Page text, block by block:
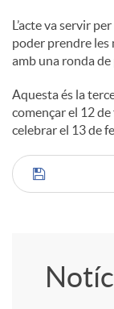
L’acte va servir
poder prendre les
amb una ronda
Aquesta és la
començar el 12
celebrar el 13 de
C